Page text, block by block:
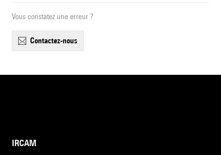
Vous constatez une erreur ?
contactez-nous
IRCAM